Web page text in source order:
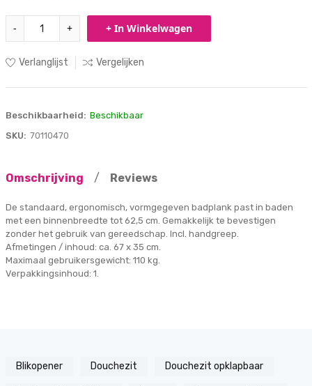
- + + In Winkelwagen
Verlanglijst Vergelijken
Beschikbaarheid: Beschikbaar
SKU: 70110470
Omschrijving / Reviews
De standaard, ergonomisch, vormgegeven badplank past in baden
met een binnenbreedte tot 62,5 cm. Gemakkelijk te bevestigen
zonder het gebruik van gereedschap. Incl. handgreep.
Afmetingen / inhoud: ca. 67 x 35 cm.
Maximaal gebruikersgewicht: 110 kg.
Verpakkingsinhoud: 1.
Blikopener Douchezit Douchezit opklapbaar